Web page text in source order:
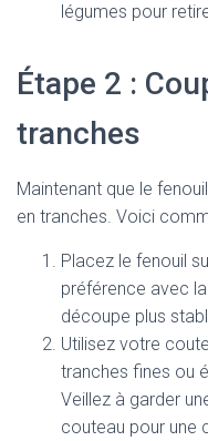
légumes pour
Étape 2 :
tranches
Maintenant que le
en tranches. Voici
Placez le fenouil
préférence avec
découpe plus
Utilisez votre
tranches fines ou
Veillez à garder
couteau pour une